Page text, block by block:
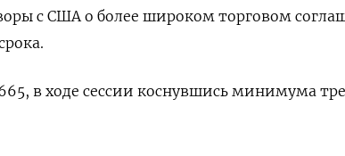
с США о более широком торговом
в ходе сессии коснувшись минимума